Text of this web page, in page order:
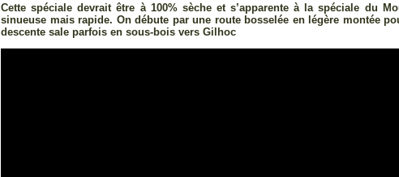
Cette spéciale devrait être à 100% sèche et s’apparente à la spéciale du
sinueuse mais rapide. On débute par une route bosselée en légère montée
descente sale parfois en sous-bois vers Gilhoc